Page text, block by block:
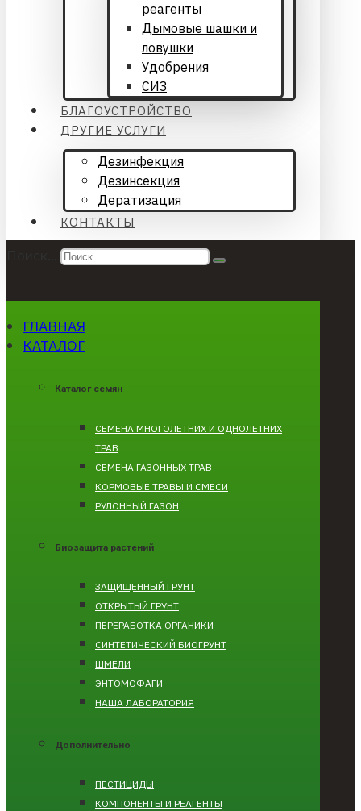
реагенты
Дымовые шашки и
ловушки
Удобрения
СИЗ
БЛАГОУСТРОЙСТВО
ДРУГИЕ УСЛУГИ
Дезинфекция
Дезинсекция
Дератизация
КОНТАКТЫ
ГЛАВНАЯ
КАТАЛОГ
Каталог семян
CЕМЕНА МНОГОЛЕТНИХ И ОДНОЛЕТНИХ
ТРАВ
СЕМЕНА ГАЗОННЫХ ТРАВ
КОРМОВЫЕ ТРАВЫ И СМЕСИ
РУЛОННЫЙ ГАЗОН
Биозащита растений
ЗАЩИЩЕННЫЙ ГРУНТ
ОТКРЫТЫЙ ГРУНТ
ПЕРЕРАБОТКА ОРГАНИКИ
СИНТЕТИЧЕСКИЙ БИОГРУНТ
ШМЕЛИ
ЭНТОМОФАГИ
НАША ЛАБОРАТОРИЯ
Дополнительно
ПЕСТИЦИДЫ
КОМПОНЕНТЫ И РЕАГЕНТЫ